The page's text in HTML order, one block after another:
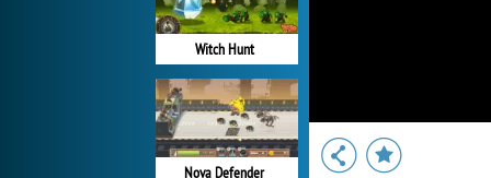
Witch Hunt
Nova Defender